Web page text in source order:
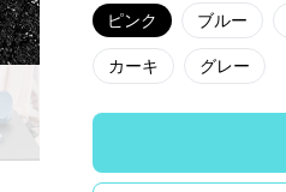
ピンク ブルー
カーキ グレー